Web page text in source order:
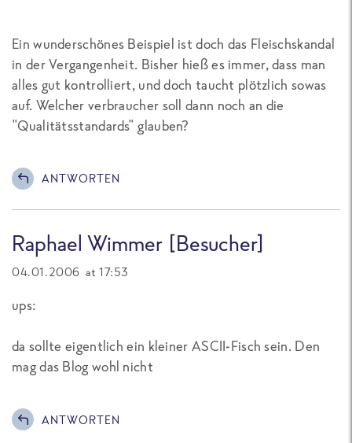
Ein wunderschönes Beispiel ist doch das Fleischskandal
in der Vergangenheit. Bisher hieß es immer, dass man
alles gut kontrolliert, und doch taucht plötzlich sowas
auf. Welcher verbraucher soll dann noch an die
"Qualitätsstandards" glauben?
ANTWORTEN
Raphael Wimmer [Besucher]
04.01.2006 at 17:53
ups:
da sollte eigentlich ein kleiner ASCII-Fisch sein. Den
mag das Blog wohl nicht
ANTWORTEN